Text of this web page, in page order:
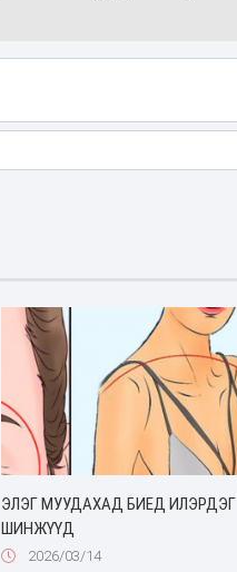
ЭЛЭГ МУУДАХАД БИЕД ИЛЭРДЭГ
ШИНЖҮҮД
2026/03/14